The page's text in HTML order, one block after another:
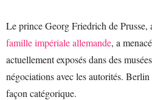
Le prince Georg Friedrich de Prusse,
famille impériale allemande, a
actuellement exposés dans des
négociations avec les autorités.
façon catégorique.